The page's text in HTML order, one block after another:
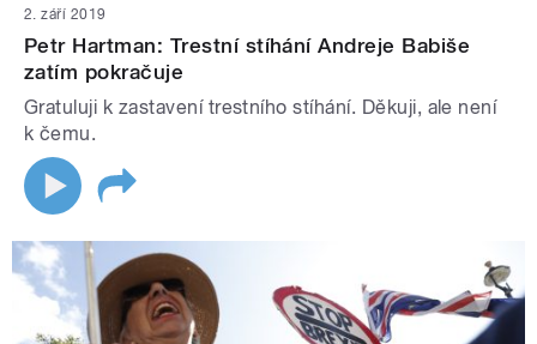
2. září 2019
Petr Hartman: Trestní stíhání Andreje Babiše
zatím pokračuje
Gratuluji k zastavení trestního stíhání. Děkuji, ale není
k čemu.